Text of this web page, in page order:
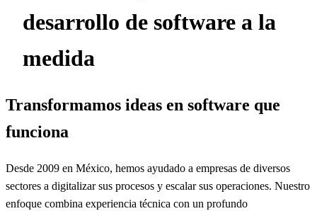
desarrollo de software a la
medida
Transformamos ideas en software que
funciona
Desde 2009 en México, hemos ayudado a empresas de diversos
sectores a digitalizar sus procesos y escalar sus operaciones. Nuestro
enfoque combina experiencia técnica con un profundo